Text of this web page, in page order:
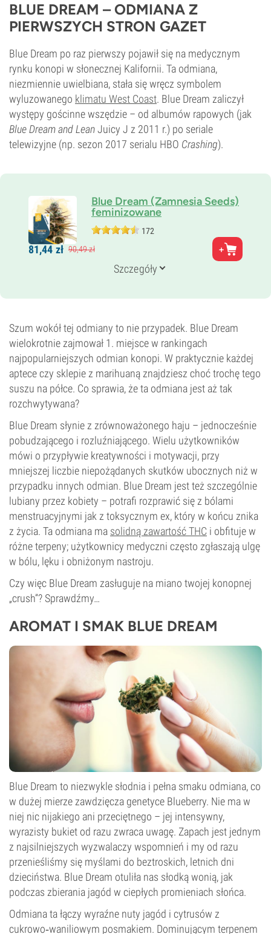
BLUE DREAM – ODMIANA Z
PIERWSZYCH STRON GAZET
Blue Dream po raz pierwszy pojawił się na medycznym
rynku konopi w słonecznej Kalifornii. Ta odmiana,
niezmiennie uwielbiana, stała się wręcz symbolem
wyluzowanego klimatu West Coast. Blue Dream zaliczył
występy gościnne wszędzie – od albumów rapowych (jak
Blue Dream and LeanJuicy J z 2011 r.) po seriale
telewizyjne (np. sezon 2017 serialu HBO Crashing).
Blue Dream (Zamnesia Seeds)
feminizowane
172
Rodzice
Blueberry x Haze
80% Sativa
9–10 tygodni
27%
CBD
0–1%
Typ kwitnienia
Fotoperiod
81,44 zł 90,49zł
Szczegóły
Szum wokół tej odmiany to nie przypadek. Blue Dream
wielokrotnie zajmował 1. miejsce w rankingach
najpopularniejszych odmian konopi. W praktycznie każdej
aptece czy sklepie z marihuaną znajdziesz choć trochę tego
suszu na półce. Co sprawia, że ta odmiana jest aż tak
rozchwytywana?
Blue Dream słynie z zrównoważonego haju – jednocześnie
pobudzającego i rozluźniającego. Wielu użytkowników
mówi o przypływie kreatywności i motywacji, przy
mniejszej liczbie niepożądanych skutków ubocznych niż w
przypadku innych odmian. Blue Dream jest też szczególnie
lubiany przez kobiety – potrafi rozprawić się z bólami
menstruacyjnymi jak z toksycznym ex, który w końcu znika
z życia. Ta odmiana ma solidną zawartość THC i obfituje w
różne terpeny; użytkownicy medyczni często zgłaszają ulgę
w bólu, lęku i obniżonym nastroju.
Czy więc Blue Dream zasługuje na miano twojej konopnej
„crush”? Sprawdźmy…
AROMAT I SMAK BLUE DREAM
Blue Dream to niezwykle słodnia i pełna smaku odmiana, co
w dużej mierze zawdzięcza genetyce Blueberry. Nie ma w
niej nic nijakiego ani przeciętnego – jej intensywny,
wyrazisty bukiet od razu zwraca uwagę. Zapach jest jednym
z najsilniejszych wyzwalaczy wspomnień i my od razu
przenieśliśmy się myślami do beztroskich, letnich dni
dzieciństwa. Blue Dream otuliła nas słodką wonią, jak
podczas zbierania jagód w ciepłych promieniach słońca.
Odmiana ta łączy wyraźne nuty jagód i cytrusów z
cukrowo‑waniliowym posmakiem. Dominującym terpenem